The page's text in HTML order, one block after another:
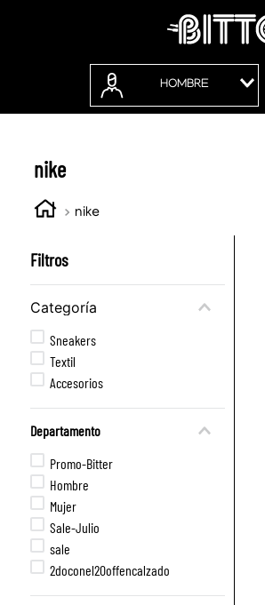
HOMBRE
nike
nike
Filtros
Categoría
Sneakers
Textil
Accesorios
Departamento
Promo-Bitter
Hombre
Mujer
Sale-Julio
sale
2doconel20offencalzado